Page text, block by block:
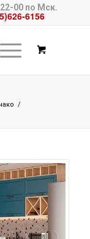
00 по Мск.
6156
/